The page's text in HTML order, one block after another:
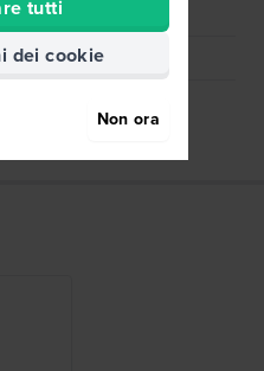
115 mm
Perni a molla
tutti
dei cookie
Non ora